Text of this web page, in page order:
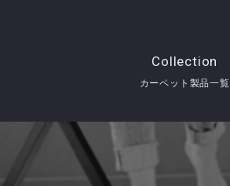
Collection
カーペット製品一覧